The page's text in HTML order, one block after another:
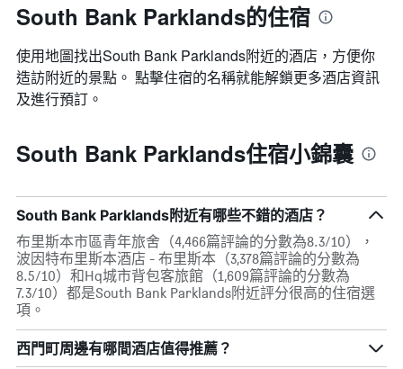
South Bank Parklands的住宿
使用地圖找出South Bank Parklands​附近的酒店，方便你
造訪附近的景點。 點擊住宿的名稱就能解鎖更多酒店資訊
及進行預訂。
South Bank Parklands住宿小錦囊
South Bank Parklands附近有哪些不錯的酒店？
布里斯本市區青年旅舍（4,466篇評論的分數為8.3/10），
波因特布里斯本酒店 - 布里斯本（3,378篇評論的分數為
8.5/10）和Hq城市背包客旅館（1,609篇評論的分數為
7.3/10）都是South Bank Parklands附近評分很高的住宿選
項。
西門町周邊有哪間酒店值得推薦？